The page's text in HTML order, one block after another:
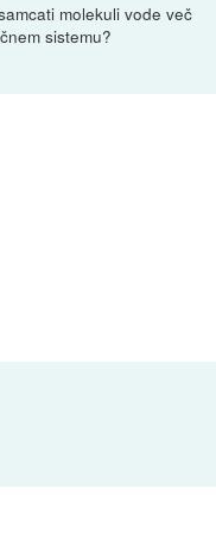
molekuli vode več
sistemu?